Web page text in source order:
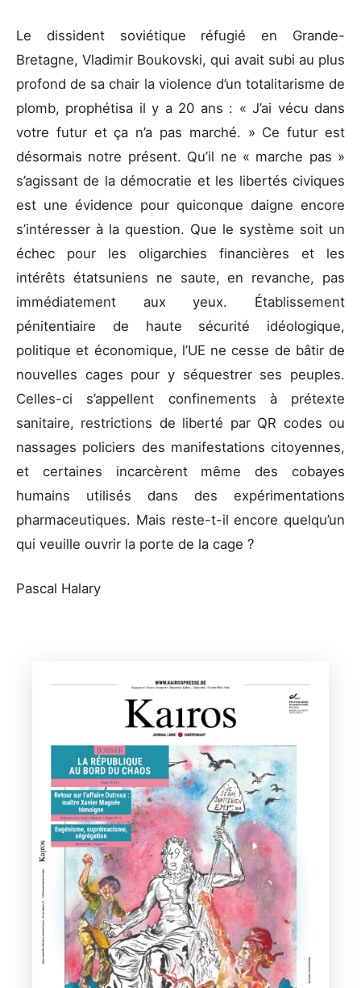
Le dissident soviétique réfugié en Grande-
Bretagne, Vladimir Boukovski, qui avait subi au plus
profond de sa chair la violence d’un totalitarisme de
plomb, prophétisa il y a 20 ans : « J’ai vécu dans
votre futur et ça n’a pas marché. » Ce futur est
désormais notre présent. Qu’il ne « marche pas »
s’agissant de la démocratie et les libertés civiques
est une évidence pour quiconque daigne encore
s’intéresser à la question. Que le système soit un
échec pour les oligarchies financières et les
intérêts étatsuniens ne saute, en revanche, pas
immédiatement aux yeux. Établissement
pénitentiaire de haute sécurité idéologique,
politique et économique, l’UE ne cesse de bâtir de
nouvelles cages pour y séquestrer ses peuples.
Celles-ci s’appellent confinements à prétexte
sanitaire, restrictions de liberté par QR codes ou
nassages policiers des manifestations citoyennes,
et certaines incarcèrent même des cobayes
humains utilisés dans des expérimentations
pharmaceutiques. Mais reste-t-il encore quelqu’un
qui veuille ouvrir la porte de la cage ?
Pascal Halary